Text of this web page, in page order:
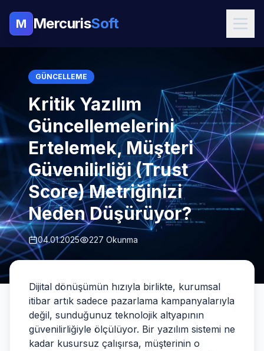
M MercurisSoft
GÜNCELLEME
Kritik Yazılım
Güncellemelerini
Ertelemek, Müşteri
Güvenilirliği (Trust
Score) Metriğinizi
Neden Düşürüyor?
04.01.2025 227 Okunma
Dijital dönüşümün hızıyla birlikte, kurumsal
itibar artık sadece pazarlama kampanyalarıyla
değil, sunduğunuz teknolojik altyapının
güvenilirliğiyle ölçülüyor. Bir yazılım sistemi ne
kadar kusursuz çalışırsa, müşterinin o